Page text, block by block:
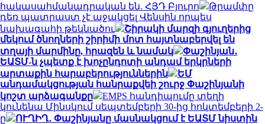
հակասահմանադրական են. ՀՅԴ Բյուրո
Թրամփը
դեռ պատրաստ չէ աջակցել Վենսին որպես
նախագահի թեկնածու
Շիրակի մարզի գյուղերից
մեկում ծնողների շիրիմի մոտ հայտնաբերվել են
տղայի մարմինը, հրազեն և նամակ
Փաշինյան․
ԵԱՏՄ-ն չպետք է խոչընդոտի անդամ երկրների
արտաքին հարաբերություններին
ԵՄ
անդամակցության հանրաքվեի շուրջ Փաշինյանի
կոշտ արձագանքը
EMPS հանդիպումը տեղի
կունենա Մինսկում սեպտեմբերի 30-ից հոկտեմբերի 2-
ը
ՈՒՂԻՂ․ Փաշինյանը մասնակցում է ԵԱՏՄ նիստին